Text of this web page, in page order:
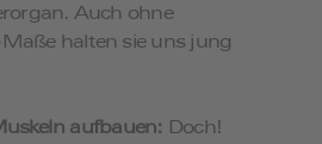
Auch ohne
halten sie uns jung
aufbauen: Doch!